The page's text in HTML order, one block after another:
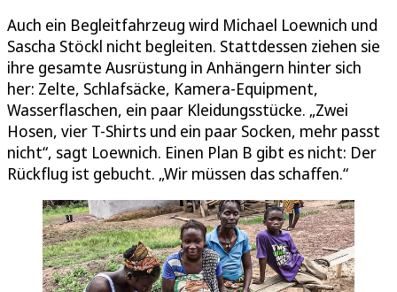
Auch ein Begleitfahrzeug wird Michael Loewnich und
Sascha Stöckl nicht begleiten. Stattdessen ziehen sie
ihre gesamte Ausrüstung in Anhängern hinter sich
her: Zelte, Schlafsäcke, Kamera-Equipment,
Wasserflaschen, ein paar Kleidungsstücke. „Zwei
Hosen, vier T-Shirts und ein paar Socken, mehr passt
nicht“, sagt Loewnich. Einen Plan B gibt es nicht: Der
Rückflug ist gebucht. „Wir müssen das schaffen.“